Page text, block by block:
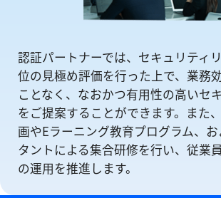
認証パートナーでは、セキュリティ
位の⾒極め評価を⾏った上で、業務
ことなく、なおかつ有⽤性の⾼いセ
をご提案することができます。また
画やEラーニング教育プログラム、
タントによる集合研修を⾏い、従業
の運⽤を推進します。